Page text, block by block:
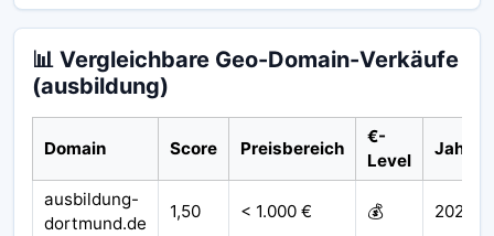
📊 Vergleichbare Geo-Domain-Verkäufe
(ausbildung)
Domain Score Preisbereich
€-
Level
Jahr
ausbildung-
dortmund.de
1,50 < 1.000 € 💰 2020